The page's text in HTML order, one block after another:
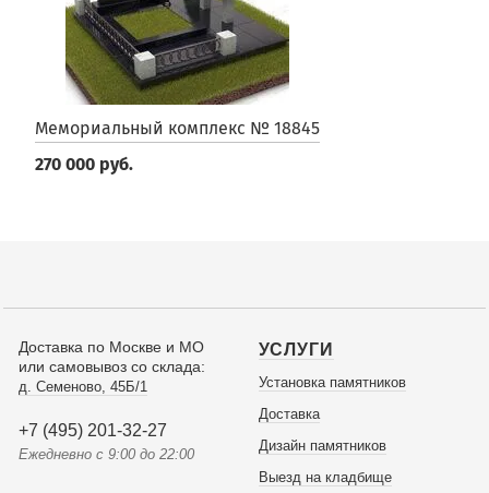
Мемориальный комплекс № 18845
270 000 руб.
Доставка по Москве и МО
или самовывоз со склада:
д. Семеново, 45Б/1
+7 (495) 201-32-27
Ежедневно с 9:00 до 22:00
УСЛУГИ
Установка памятников
Доставка
Дизайн памятников
Выезд на кладбище